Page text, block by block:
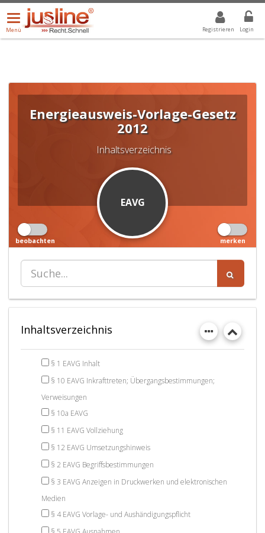
Registrieren Login
Menü
öffnen/schließen
Menü
ALLE DROPDOWN: GEWÄHLTER WERT IST ALLE
Energieausweis-Vorlage-Gesetz
2012
Inhaltsverzeichnis
EAVG
beobachten merken
Inhaltsverzeichnis
§ 1 EAVG Inhalt
§ 10 EAVG Inkrafttreten; Übergangsbestimmungen;
Verweisungen
§ 10a EAVG
§ 11 EAVG Vollziehung
§ 12 EAVG Umsetzungshinweis
§ 2 EAVG Begriffsbestimmungen
§ 3 EAVG Anzeigen in Druckwerken und elektronischen
Medien
§ 4 EAVG Vorlage- und Aushändigungspflicht